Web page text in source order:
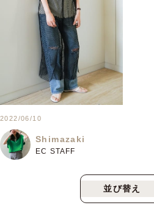
2022/06/10
Shimazaki
EC STAFF
並び替え